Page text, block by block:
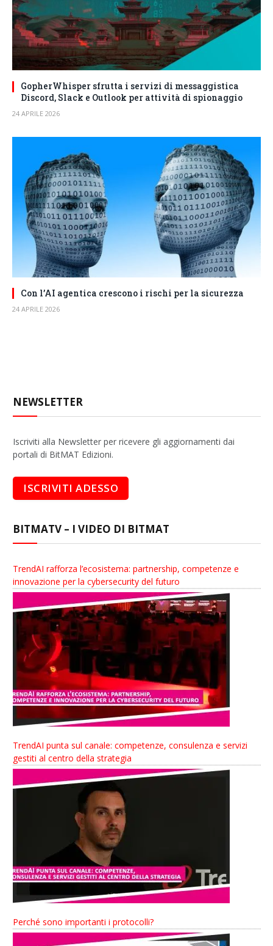
GopherWhisper sfrutta i servizi di messaggistica
Discord, Slack e Outlook per attività di spionaggio
24 APRILE 2026
Con l’AI agentica crescono i rischi per la sicurezza
24 APRILE 2026
NEWSLETTER
Iscriviti alla Newsletter per ricevere gli aggiornamenti dai
portali di BitMAT Edizioni.
BITMATV – I VIDEO DI BITMAT
TrendAI rafforza l’ecosistema: partnership, competenze e
innovazione per la cybersecurity del futuro
TrendAI punta sul canale: competenze, consulenza e servizi
gestiti al centro della strategia
Perché sono importanti i protocolli?